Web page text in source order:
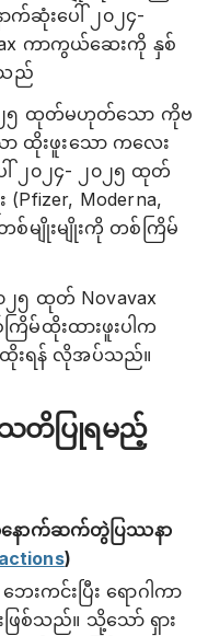
က်ဆုံးပေါ် ၂၀၂၄-
ကာကွယ်ဆေးကို နှစ်
သည်
၂၅ ထုတ်မဟုတ်သော ကိုဗ
ထိုးဖူးသော ကလေး
ါ် ၂၀၂၄- ၂၀၂၅ ထုတ်
Moderna,
စ်မျိုးမျိုးကို တစ်ကြိမ်
၅ ထုတ် Novavax
မ်ထိုးထားဖူးပါက
းရန် လိုအပ်သည်။
တိပြုရမည့်
နောက်ဆက်တွဲပြဿနာ
)
ကင်းပြီး ရောဂါကာ
စ်သည်။ သို့သော် ရှား